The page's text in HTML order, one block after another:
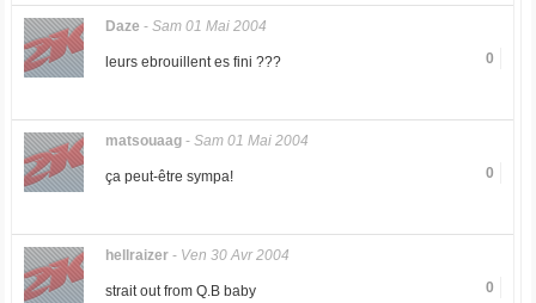
Daze - Sam 01 Mai 2004
0
leurs ebrouillent es fini ???
matsouaag- Sam 01 Mai 2004
0
ça peut-être sympa!
hellraizer- Ven 30 Avr 2004
0
strait out from Q.B baby